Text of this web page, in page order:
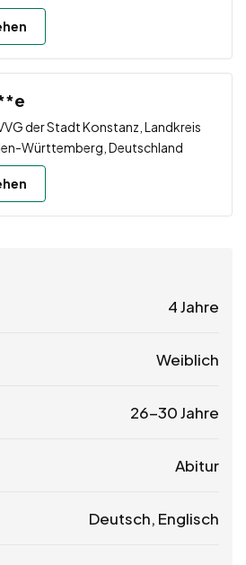
der Stadt Konstanz, Landkreis
Württemberg, Deutschland
4 Jahre
Weiblich
26-30 Jahre
Abitur
Deutsch, Englisch